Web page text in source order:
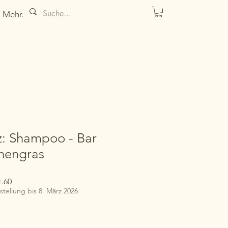
Mehr...
Shampoo - Bar
Sale-
Preisbis 8. März 2026